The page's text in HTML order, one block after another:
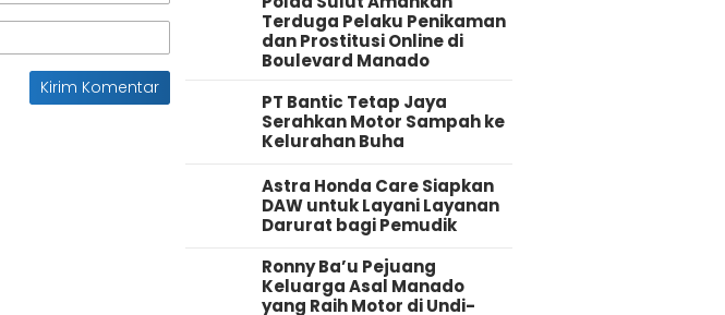
Terduga Pelaku Penikaman
dan Prostitusi Online di
Boulevard Manado
PT Bantic Tetap Jaya
Serahkan Motor Sampah ke
Kelurahan Buha
Astra Honda Care Siapkan
DAW untuk Layani Layanan
Darurat bagi Pemudik
Ronny Ba’u Pejuang
Keluarga Asal Manado
yang Raih Motor di Undi-